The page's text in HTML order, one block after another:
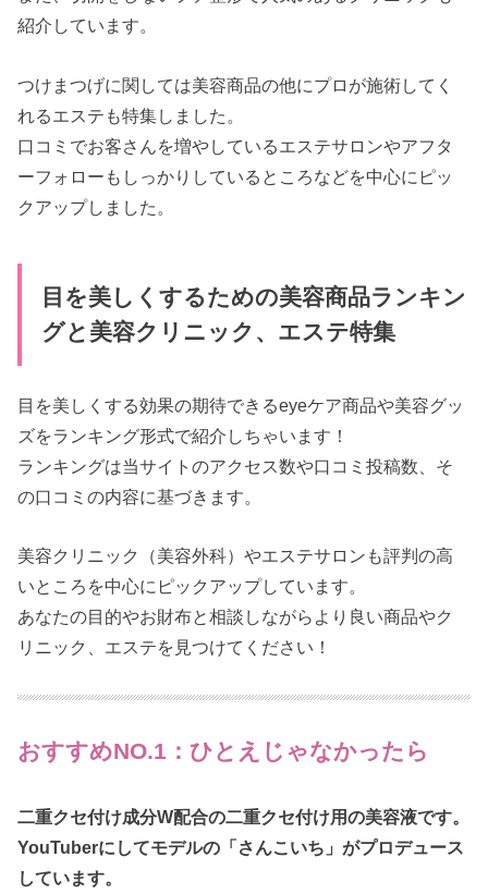
紹介しています。
つけまつげに関しては美容商品の他にプロが施術してく
れるエステも特集しました。
口コミでお客さんを増やしているエステサロンやアフタ
ーフォローもしっかりしているところなどを中心にピッ
クアップしました。
目を美しくするための美容商品ランキン
グと美容クリニック、エステ特集
目を美しくする効果の期待できるeyeケア商品や美容グッ
ズをランキング形式で紹介しちゃいます！
ランキングは当サイトのアクセス数や口コミ投稿数、そ
の口コミの内容に基づきます。
美容クリニック（美容外科）やエステサロンも評判の高
いところを中心にピックアップしています。
あなたの目的やお財布と相談しながらより良い商品やク
リニック、エステを見つけてください！
おすすめNO.1：ひとえじゃなかったら
二重クセ付け成分W配合の二重クセ付け用の美容液です。
YouTuberにしてモデルの「さんこいち」がプロデュース
しています。